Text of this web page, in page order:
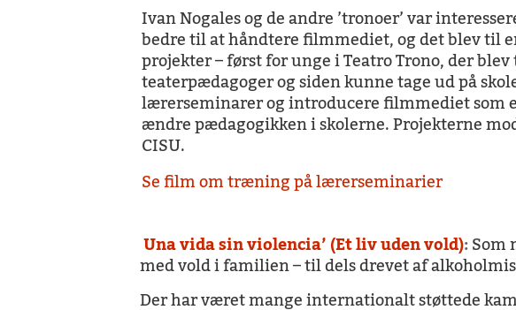
Ivan Nogales og de andre ’tronoer’ var
bedre til at håndtere filmmediet, og det blev til
projekter – først for unge i Teatro Trono, der
teaterpædagoger og siden kunne tage ud på
lærerseminarer og introducere filmmediet som
ændre pædagogikken i skolerne.Projekterne
CISU.
Se film om træning på lærerseminarier
Una vida sin violencia’ (Et liv uden vold):Som
med vold i familien – til dels drevet af
Der har været mange internationalt støttede